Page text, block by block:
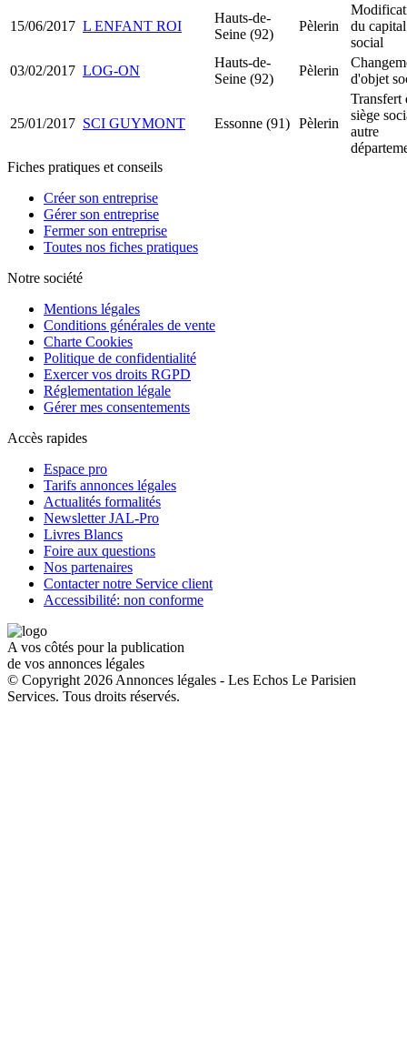
15/06/2017 L ENFANT ROI
Hauts-de-
Seine (92)
Pèlerin
du capital
social
03/02/2017 LOG-ON
Hauts-de-
Seine (92)
Pèlerin
d'objet
25/01/2017 SCI GUYMONT Essonne (91) Pèlerin
Transfert
siège
autre
Fiches pratiques et conseils
Créer son entreprise
Gérer son entreprise
Fermer son entreprise
Toutes nos fiches pratiques
Notre société
Mentions légales
Conditions générales de vente
Charte Cookies
Politique de confidentialité
Exercer vos droits RGPD
Réglementation légale
Gérer mes consentements
Accès rapides
Espace pro
Tarifs annonces légales
Actualités formalités
Newsletter JAL-Pro
Livres Blancs
Foire aux questions
Nos partenaires
Contacter notre Service client
Accessibilité: non conforme
A vos côtés pour la publication
de vos annonces légales
© Copyright 2026 Annonces légales - Les Echos Le Parisien
Services. Tous droits réservés.